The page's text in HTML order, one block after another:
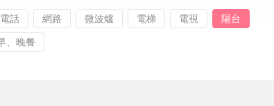
電話 網路 微波爐 電梯 電視
陽台
、晚餐